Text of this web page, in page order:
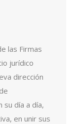
las Firmas
jurídico
dirección
su día a día,
en unir sus